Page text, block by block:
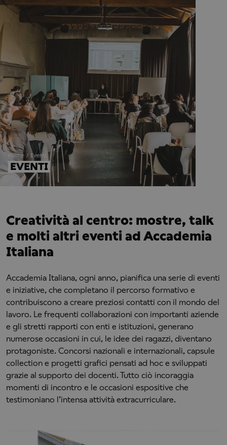
Home Eventi
EVENTI
Creatività al centro: mostre, talk
e molti altri eventi ad Accademia
Italiana
Accademia Italiana, ogni anno, pianifica una serie di eventi
e iniziative, che completano il percorso formativo e
contribuiscono a creare preziosi contatti con il mondo del
lavoro. Le frequenti collaborazioni con importanti aziende
e gli stretti rapporti con enti e istituzioni, generano
numerose occasioni in cui, le idee dei ragazzi, diventano
protagoniste. Concorsi nazionali e internazionali, capsule
collection e progetti grafici pensati ad hoc e sviluppati
grazie al supporto dei docenti. Tutto ciò incoraggia
momenti di incontro e le occasioni espositive che
testimoniano l’intensa attività extracurriculare.